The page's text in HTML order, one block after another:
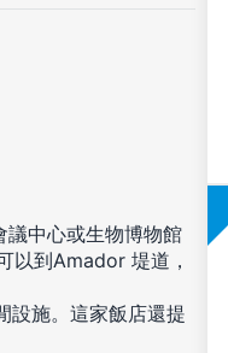
議中心或生物博物館
以到Amador 堤道，
設施。這家飯店還提